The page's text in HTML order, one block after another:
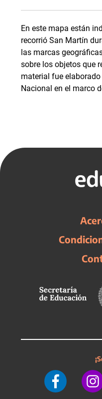
En este mapa están
recorrió San Martín
las marcas
sobre los objetos que
material fue
Nacional en el marco